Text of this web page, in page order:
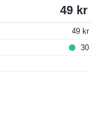
49
49
30